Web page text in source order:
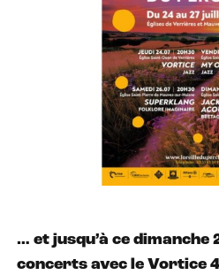
… et jusqu’à ce
concerts avec le Vortice